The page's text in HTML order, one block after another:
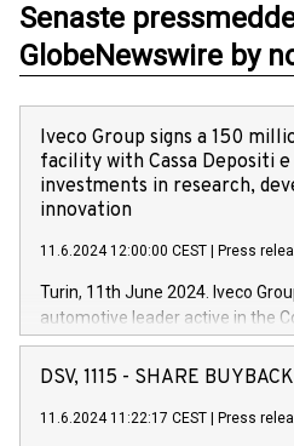
Senaste
GlobeNewswire by
Iveco Group signs a 150
facility with Cassa Depositi
investments in research,
innovation
11.6.2024 12:00:00 CEST Press
Turin, 11th June 2024. Iveco
automotive leader active in the
Vehicles, Powertrain and related
has successfully signed a term
new projects in Italy dedicated to
DSV, 1115 - SHARE
11.6.2024 11:22:17 CEST Press